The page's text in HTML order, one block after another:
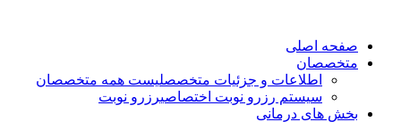
صفحه اصلی
متخصصان
اطلاعات و جزئیات متخصصلیست همه متخصصان
سیستم رزرو نوبت اختصاصیرزرو نوبت
بخش های درمانی